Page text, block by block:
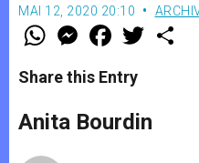
MAI 12, 2020 20:10
W
t
s
p
p
M
e
s
e
g
e
F
a
e
b
o
k
w
r
Share this Entry
Anita Bourdin